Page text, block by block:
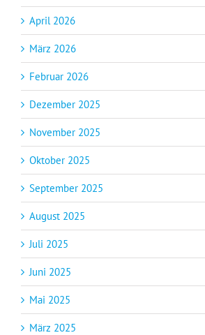
April 2026
März 2026
Februar 2026
Dezember 2025
November 2025
Oktober 2025
September 2025
August 2025
Juli 2025
Juni 2025
Mai 2025
März 2025